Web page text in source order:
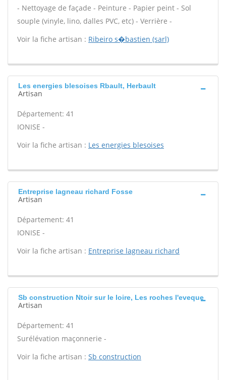
- Nettoyage de façade - Peinture - Papier peint - Sol
souple (vinyle, lino, dalles PVC, etc) - Verrière -
Voir la fiche artisan : Ribeiro s�bastien (sarl)
Les energies blesoises Rbault, Herbault
Artisan
Département: 41
IONISE -
Voir la fiche artisan : Les energies blesoises
Entreprise lagneau richard Fosse
Artisan
Département: 41
IONISE -
Voir la fiche artisan : Entreprise lagneau richard
Sb construction Ntoir sur le loire, Les roches l'eveque
Artisan
Département: 41
Surélévation maçonnerie -
Voir la fiche artisan : Sb construction